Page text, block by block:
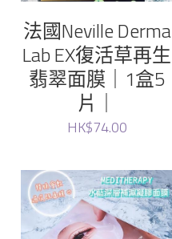
Elthy
Feelfing
Growus
LG
法國Neville Derma
Lab EX復活草再生
翡翠面膜｜1盒5
片｜
HK$74.00